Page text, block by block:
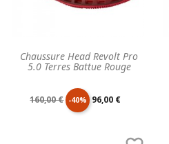
Chaussure Head Revolt Pro
5.0 Terres Battue Rouge
Prix
160,00 € -40% Prix
96,00 €